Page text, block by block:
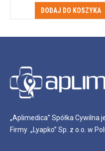
DODAJ DO KOSZYKA
„Aplimedica” Spółka
Firmy „Lyapko” Sp. z o.o. w